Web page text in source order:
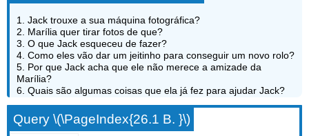
1. Jack trouxe a sua máquina fotográfica?
2. Marília quer tirar fotos de que?
3. O que Jack esqueceu de fazer?
4. Como eles vão dar um jeitinho para conseguir um novo rolo?
5. Por que Jack acha que ele não merece a amizade da
Marília?
6. Quais são algumas coisas que ela já fez para ajudar Jack?
Query \(\PageIndex{26.1 B. }\)